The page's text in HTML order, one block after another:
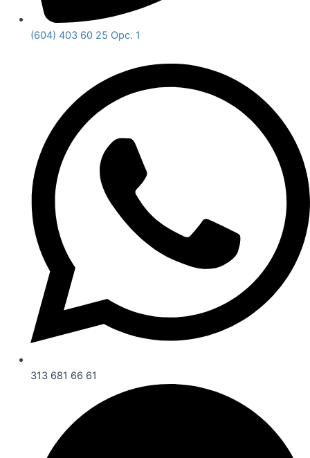
(604) 403 60 25 Opc. 1
313 681 66 61